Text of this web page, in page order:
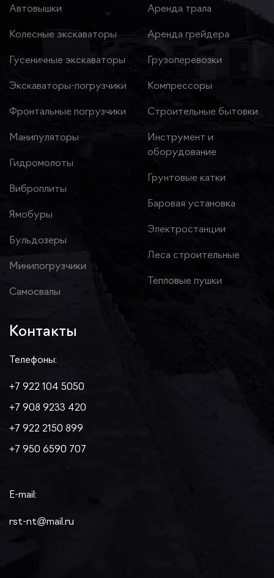
Автовышки
Колесные экскаваторы
Гусеничные экскаваторы
Экскаваторы-погрузчики
Фронтальные погрузчики
Манипуляторы
Гидромолоты
Виброплиты
Ямобуры
Бульдозеры
Минипогрузчики
Самосвалы
Аренда трала
Аренда грейдера
Грузоперевозки
Компрессоры
Строительные бытовки
Инструмент и
оборудование
Грунтовые катки
Баровая установка
Электростанции
Леса строительные
Тепловые пушки
Контакты
Телефоны:
+7 922 104 5050
+7 908 9233 420
+7 922 2150 899
+7 950 6590 707
E-mail:
rst-nt@mail.ru